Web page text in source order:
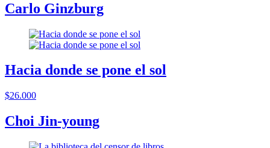
Carlo Ginzburg
Hacia donde se pone el sol
$26.000
Choi Jin-young